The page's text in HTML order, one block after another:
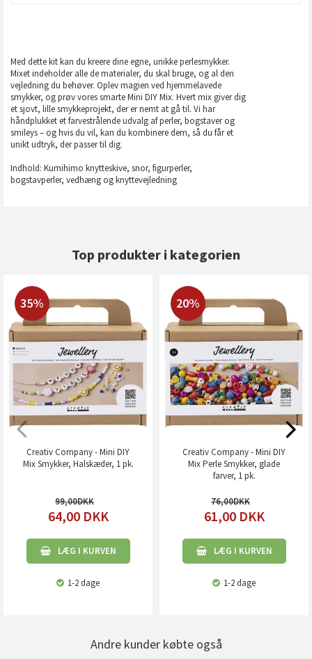
Med dette kit kan du kreere dine egne, unikke perlesmykker.
Mixet indeholder alle de materialer, du skal bruge, og al den
vejledning du behøver. Oplev magien ved hjemmelavede
smykker, og prøv vores smarte Mini DIY Mix. Hvert mix giver dig
et sjovt, lille smykkeprojekt, der er nemt at gå til. Vi har
håndplukket et farvestrålende udvalg af perler, bogstaver og
smileys – og hvis du vil, kan du kombinere dem, så du får et
unikt udtryk, der passer til dig.
Indhold: Kumihimo knytteskive, snor, figurperler,
bogstavperler, vedhæng og knyttevejledning
Top produkter i kategorien
35%
Creativ Company - Mini DIY
Mix Smykker, Halskæder, 1 pk.
99,00
64,00 DKK
LÆG I KURVEN
1-2 dage
20%
Creativ Company - Mini DIY
Mix Perle Smykker, glade
farver, 1 pk.
76,00
61,00 DKK
LÆG I KURVEN
1-2 dage
Andre kunder købte også